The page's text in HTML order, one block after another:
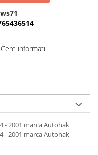
informatii
- 2001 marca Autohak
- 2001 marca Autohak